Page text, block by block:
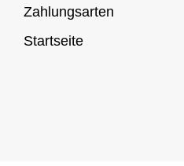
Zahlungsarten
Startseite